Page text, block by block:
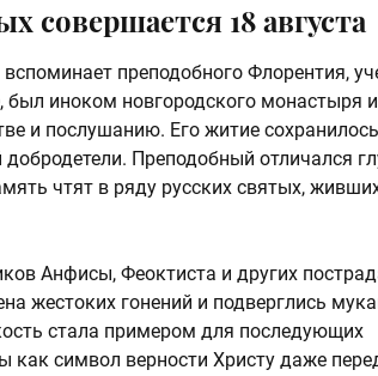
совершается 18 августа
преподобного Флорентия,
был иноком новгородского монастыря и
и послушанию. Его житие
Преподобный отличался
чтят в ряду русских святых,
Анфисы, Феоктиста и других
жестоких гонений и подверглись
стала примером для последующих
символ верности Христу даже